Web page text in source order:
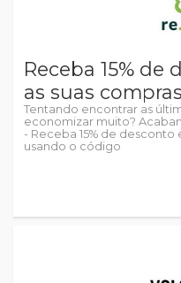
Receba 15% de
as suas
Tentando encontrar as
economizar muito?
- Receba 15% de desconto
usando o código